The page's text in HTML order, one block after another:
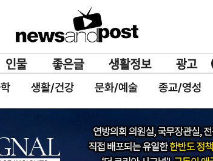
생활/건강 문화/예술 종교/영성